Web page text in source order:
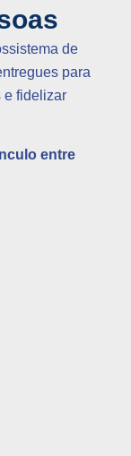
de
para
e fidelizar
entre